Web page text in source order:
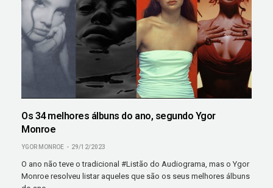
Os 34 melhores álbuns do ano, segundo Ygor
Monroe
YGOR MONROE 29/12/2023
O ano não teve o tradicional #Listão do Audiograma, mas o Ygor
Monroe resolveu listar aqueles que são os seus melhores álbuns